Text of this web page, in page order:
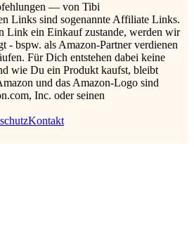
— von Tibi
Links sind sogenannte Affiliate Links.
Link ein Einkauf zustande, werden wir
- bspw. als Amazon-Partner verdienen
Für Dich entstehen dabei keine
wie Du ein Produkt kaufst, bleibt
und das Amazon-Logo sind
Inc. oder seinen
Kontakt